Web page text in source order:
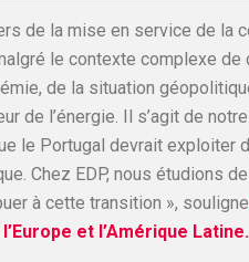
de la mise en service de la
le contexte complexe
de la situation
de l’énergie. Il s’agit de
le Portugal devrait
Chez EDP, nous étudions
à cette transition », souligne
et l’Amérique Latine.